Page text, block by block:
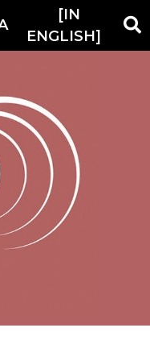
[IN
ENGLISH]